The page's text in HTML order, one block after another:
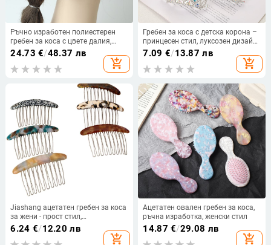
Ръчно изработен полиестерен
гребен за коса с цвете далия,
ретро етно, японско-корейски
стил, аксесоар за глава
24.73 €/48.37 лв
add_shopping_cart
Гребен за коса с детска корона –
принцесен стил, луксозен дизайн,
кристали, електроплатина
7.09 €/13.87 лв
add_shopping_cart
Jiashang ацетатен гребен за коса
за жени - прост стил,
геометрична форма, аметистен
кристал, обработка: печено
6.24 €/12.20 лв
add_shopping_cart
Ацетатен овален гребен за коса,
ръчна изработка, женски стил
14.87 €/29.08 лв
add_shopping_cart